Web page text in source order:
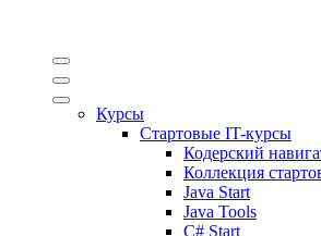
Курсы
Стартовые IT-курсы
Кодерский
Коллекция
Java Start
Java Tools
C# Start